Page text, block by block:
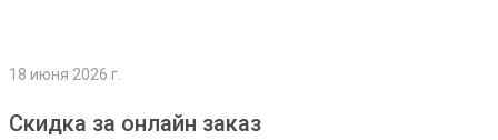
18 июня 2026 г.
Скидка за онлайн заказ